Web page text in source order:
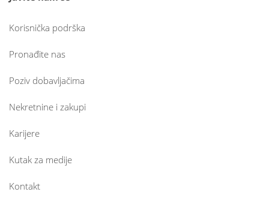
Korisnička podrška
Pronađite nas
Poziv dobavljačima
Nekretnine i zakupi
Karijere
Kutak za medije
Kontakt